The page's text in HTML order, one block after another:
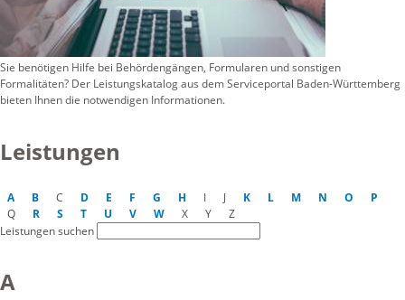
Sie benötigen Hilfe bei Behördengängen, Formularen und sonstigen
Formalitäten? Der Leistungskatalog aus dem Serviceportal Baden-Württemberg
bieten Ihnen die notwendigen Informationen.
Leistungen
A B C D E F G H I J K L M N O
P
Q
R S T U V W X Y
Z
Leistungen suchen
A